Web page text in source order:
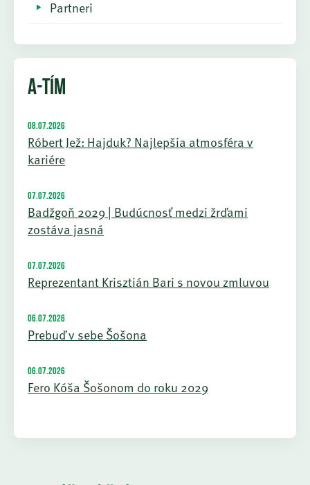
Partneri
A-TÍM
08.07.2026
Róbert Jež: Hajduk? Najlepšia atmosféra v
kariére
07.07.2026
Badžgoň 2029 | Budúcnosť medzi žrďami
zostáva jasná
07.07.2026
Reprezentant Krisztián Bari s novou zmluvou
06.07.2026
Prebuď v sebe Šošona
06.07.2026
Fero Kóša Šošonom do roku 2029